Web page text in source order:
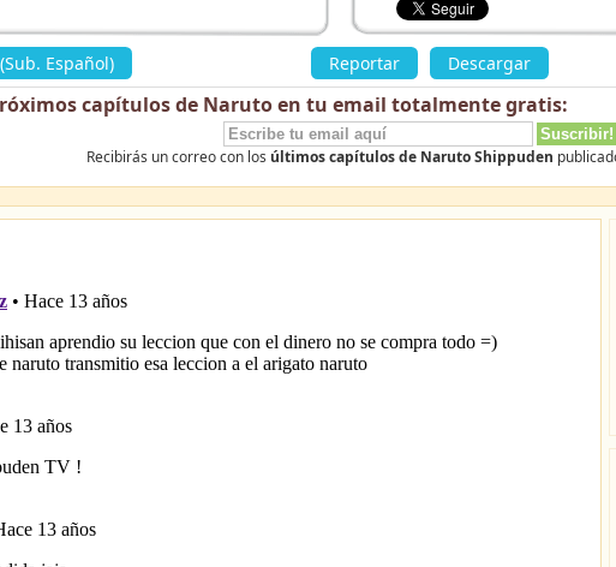
Español) Reportar Descargar
capítulos de Naruto en tu email totalmentegratis:
Recibirás un correo con los últimos capítulos de Naruto Shippuden